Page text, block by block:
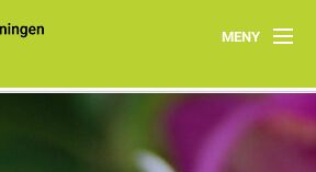
MENY
Hem